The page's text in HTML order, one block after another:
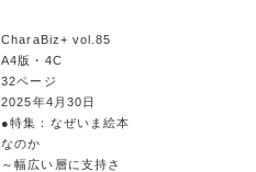
CharaBiz+ vol.85
A4版・4C
32ページ
2025年4月30日
●特集：なぜいま絵本
なのか
～幅広い層に支持さ